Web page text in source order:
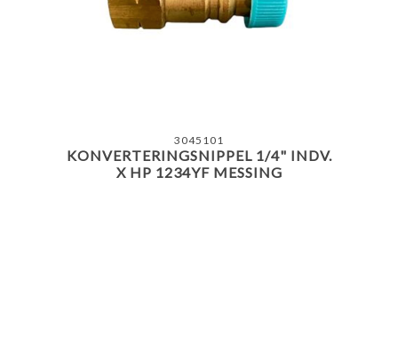
3045101
KONVERTERINGSNIPPEL 1/4" INDV.
X HP 1234YF MESSING